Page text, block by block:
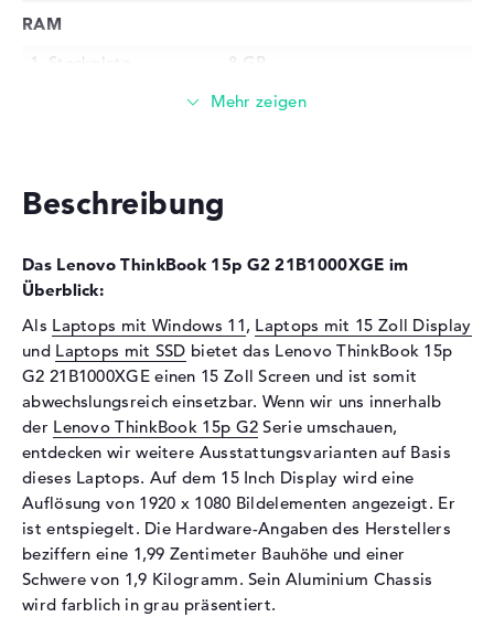
RAM
1. Steckplatz
8 GB
8 GB
Festplatte
Festplatte
512 GB SSD
Schnittstelle
Optische Speicher
Laufwerks-Typ
Display
Display-Typ
15,6" TFT
Max. Auflösung
1920 x 1080
Auflösungstyp
Full-HD
Besonderheiten
Display, entspiegelt, LED-
Hintergrundbeleuchtung, IPS
Panel
Beschreibung
Das Lenovo ThinkBook 15p G2 21B1000XGE im
Überblick:
Als Laptops mit Windows 11, Laptops mit 15 Zoll Display
und Laptops mit SSD bietet das Lenovo ThinkBook 15p
G2 21B1000XGE einen 15 Zoll Screen und ist somit
abwechslungsreich einsetzbar. Wenn wir uns innerhalb
der Lenovo ThinkBook 15p G2 Serie umschauen,
entdecken wir weitere Ausstattungsvarianten auf Basis
dieses Laptops. Auf dem 15 Inch Display wird eine
Auflösung von 1920 x 1080 Bildelementen angezeigt. Er
ist entspiegelt. Die Hardware-Angaben des Herstellers
beziffern eine 1,99 Zentimeter Bauhöhe und einer
Schwere von 1,9 Kilogramm. Sein Aluminium Chassis
wird farblich in grau präsentiert.